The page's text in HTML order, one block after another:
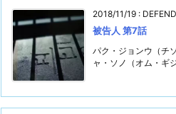
2018/11/19 :
被告人 第7話
パク・ジョンウ（チ
ャ・ソノ（オム・ギ